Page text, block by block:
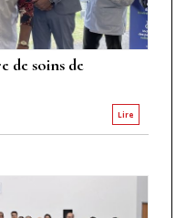
de soins de
Lire